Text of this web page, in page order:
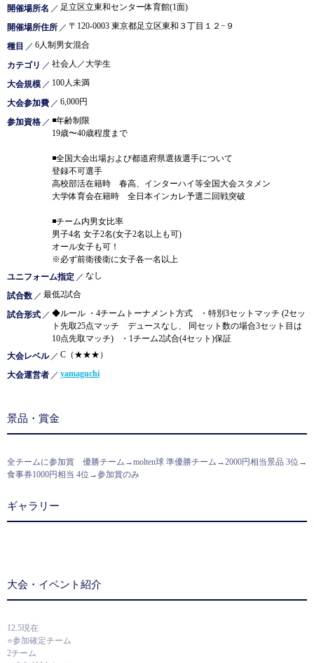
開催場所名 ／ 足立区立東和センター体育館(1面)
開催場所住所 ／ 〒120-0003 東京都足立区東和３丁目１２−９
種目 ／ 6人制男女混合
カテゴリ ／ 社会人／大学生
大会規模 ／ 100人未満
大会参加費 ／ 6,000円
参加資格 ／ ◾️年齢制限
19歳〜40歳程度まで
◾️全国大会出場および都道府県選抜選手について
登録不可選手
高校部活在籍時 春高、インターハイ等全国大会スタメン
大学体育会在籍時 全日本インカレ予選二回戦突破
◾️チーム内男女比率
男子4名 女子2名(女子2名以上も可)
オール女子も可！
※必ず前衛後衛に女子各一名以上
ユニフォーム指定 ／ なし
試合数 ／ 最低2試合
試合形式 ／ ◆ルール ・4チームトーナメント方式 ・特別3セットマッチ (2セッ
ト先取25点マッチ デュースなし、 同セット数の場合3セット目は
10点先取マッチ) ・1チーム2試合(4セット)保証
大会レベル ／ C（★★★）
大会運営者 ／ yamaguchi
景品・賞金
全チームに参加賞 優勝チーム→molten球 準優勝チーム→2000円相当景品 3位→
食事券1000円相当 4位→参加賞のみ
ギャラリー
大会・イベント紹介
12.5現在
⭐️参加確定チーム
2チーム